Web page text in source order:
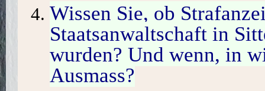
Wissen Sie, ob
Staatsanwaltschaft in
wurden? Und wenn, in
Ausmass?